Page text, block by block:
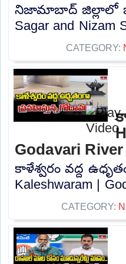
నిజామాబాద్ జిల్లాలో భారీ
Sagar and Nizam
CATEGORY:
Godavari
కాళేశ్వరం వద్ద
Kaleshwaram |
CATEGORY: